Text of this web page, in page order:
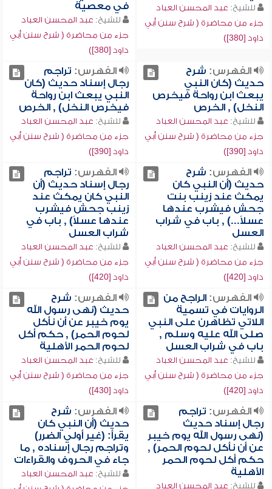
للشيخ: عبد المحسن العباد
جزء من محاضرة ( شرح سنن أبي
داود [380])
في معصية
للشيخ: عبد المحسن العباد
جزء من محاضرة ( شرح سنن أبي
داود [380])
الفهرس: شرح
حديث (كان النبي
يبعث ابن رواحة فيخرص
النخل) , الخرص
للشيخ: عبد المحسن العباد
جزء من محاضرة ( شرح سنن أبي
داود [390])
الفهرس: تراجم
رجال إسناد حديث (كان
النبي يبعث ابن رواحة
فيخرص النخل) , الخرص
للشيخ: عبد المحسن العباد
جزء من محاضرة ( شرح سنن أبي
داود [390])
الفهرس: شرح
حديث (أن النبي كان
يمكث عند زينب بنت
جحش فيشرب عندها
عسلاً...) , باب في شراب
العسل
للشيخ: عبد المحسن العباد
جزء من محاضرة ( شرح سنن أبي
داود [420])
الفهرس: تراجم
رجال إسناد حديث (أن
النبي كان يمكث عند
زينب جحش فيشرب
عندها عسلاً) , باب في
شراب العسل
للشيخ: عبد المحسن العباد
جزء من محاضرة ( شرح سنن أبي
داود [420])
الفهرس:الراجح من
الروايات في تسمية
اللاتي تظاهرن على النبي
صلى الله عليه وسلم ,
باب في شراب العسل
للشيخ: عبد المحسن العباد
جزء من محاضرة ( شرح سنن أبي
داود [420])
الفهرس: شرح
حديث (نهى رسول الله
يوم خيبر عن أن نأكل
لحوم الحمر) , حكم أكل
لحوم الحمر الأهلية
للشيخ: عبد المحسن العباد
جزء من محاضرة ( شرح سنن أبي
داود [430])
الفهرس: تراجم
رجال إسناد حديث
(نهى رسول الله يوم خيبر
عن أن نأكل لحوم الحمر) ,
حكم أكل لحوم الحمر
الأهلية
للشيخ: عبد المحسن العباد
الفهرس: شرح
حديث (أن النبي كان
يقرأ: (غير أولي الضرر)
وتراجم رجال إسناده , ما
جاء في الحروف والقراءات
للشيخ: عبد المحسن العباد